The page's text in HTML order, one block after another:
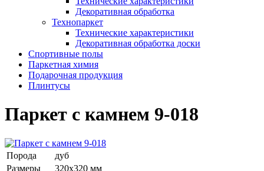
Декоративная обработка
Технопаркет
Технические характеристики
Декоративная обработка доски
Спортивные полы
Паркетная химия
Подарочная продукция
Плинтусы
Паркет с камнем 9-018
Порода
дуб
Размеры
320x320 мм